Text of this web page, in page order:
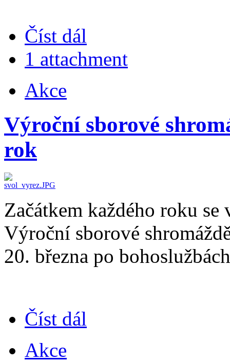
Číst dál
1 attachment
Akce
Výroční sborové
rok
Začátkem každého roku
Výroční sborové
20. března po
Číst dál
Akce